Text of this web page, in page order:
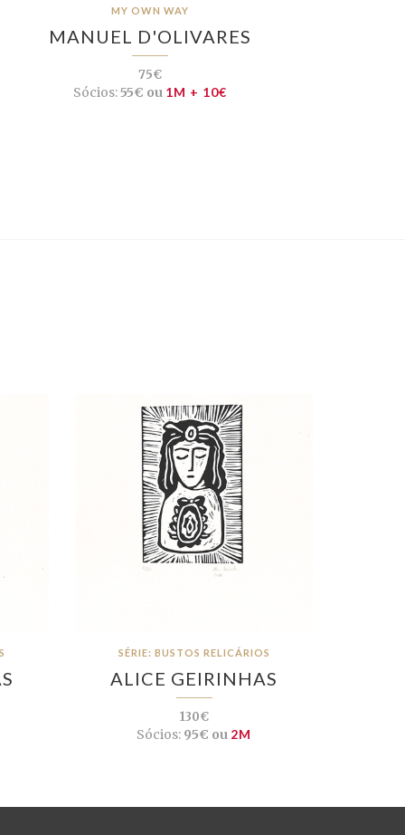
MY OWN WAY
MANUEL D'OLIVARES
75€
Sócios:55€ ou 1M + 10€
SÉRIE: BUSTOS RELICÁRIOS
ALICE GEIRINHAS
130€
Sócios: 95€ ou 2M